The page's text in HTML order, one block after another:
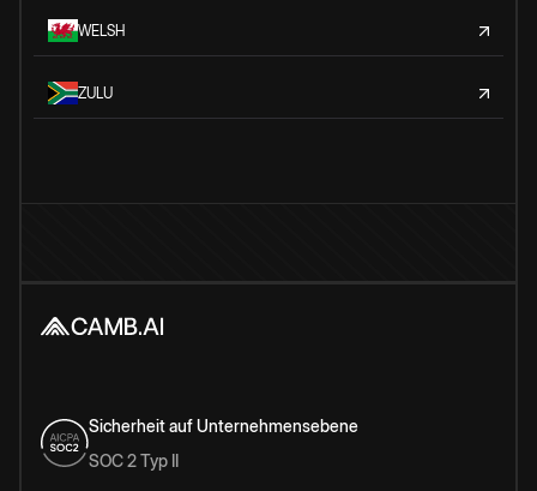
WELSH
ZULU
Sicherheit auf Unternehmensebene
SOC 2 Typ II